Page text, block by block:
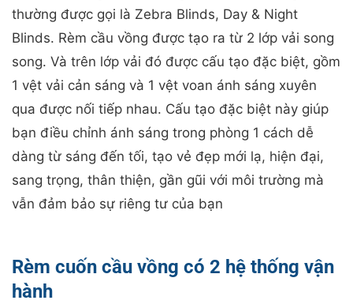
thường được gọi là Zebra Blinds, Day & Night
Blinds. Rèm cầu vồng được tạo ra từ 2 lớp vải song
song. Và trên lớp vải đó được cấu tạo đặc biệt, gồm
1 vệt vải cản sáng và 1 vệt voan ánh sáng xuyên
qua được nối tiếp nhau. Cấu tạo đặc biệt này giúp
bạn điều chỉnh ánh sáng trong phòng 1 cách dễ
dàng từ sáng đến tối, tạo vẻ đẹp mới lạ, hiện đại,
sang trọng, thân thiện, gần gũi với môi trường mà
vẫn đảm bảo sự riêng tư của bạn
Rèm cuốn cầu vồng có 2 hệ thống vận
hành